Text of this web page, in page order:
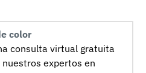
color
consulta virtual gratuita
nuestros expertos en